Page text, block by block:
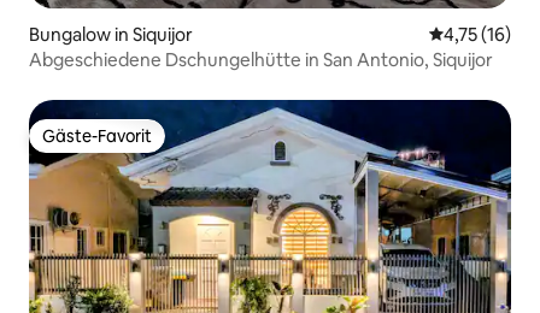
Bungalow in Siquijor
4,75 (16)
Abgeschiedene Dschungelhütte in San Antonio, Siquijor
Gäste-Favorit
Gäste-Favorit